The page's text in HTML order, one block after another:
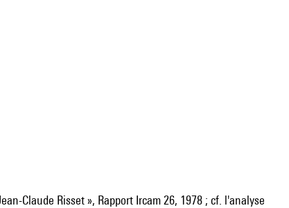
Claude Risset », Rapport Ircam 26, 1978 ; cf. l'analyse